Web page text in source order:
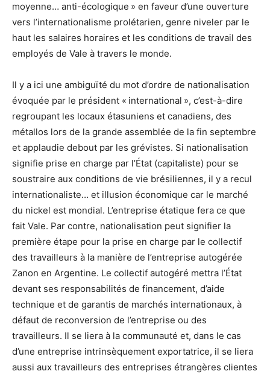
moyenne… anti-écologique » en faveur d’une ouverture
vers l’internationalisme prolétarien, genre niveler par le
haut les salaires horaires et les conditions de travail des
employés de Vale à travers le monde.
Il y a ici une ambiguïté du mot d’ordre de nationalisation
évoquée par le président « international », c’est-à-dire
regroupant les locaux étasuniens et canadiens, des
métallos lors de la grande assemblée de la fin septembre
et applaudie debout par les grévistes. Si nationalisation
signifie prise en charge par l’État (capitaliste) pour se
soustraire aux conditions de vie brésiliennes, il y a recul
internationaliste… et illusion économique car le marché
du nickel est mondial. L’entreprise étatique fera ce que
fait Vale. Par contre, nationalisation peut signifier la
première étape pour la prise en charge par le collectif
des travailleurs à la manière de l’entreprise autogérée
Zanon en Argentine. Le collectif autogéré mettra l’État
devant ses responsabilités de financement, d’aide
technique et de garantis de marchés internationaux, à
défaut de reconversion de l’entreprise ou des
travailleurs. Il se liera à la communauté et, dans le cas
d’une entreprise intrinsèquement exportatrice, il se liera
aussi aux travailleurs des entreprises étrangères clientes